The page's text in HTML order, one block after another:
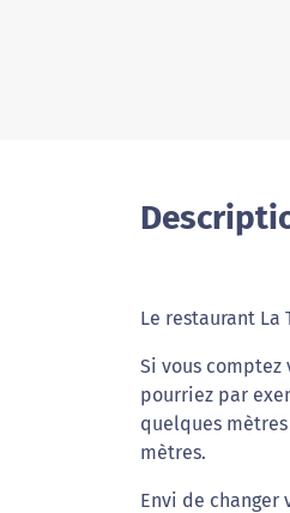
Le restaurant La
Si vous comptez
pourriez par
quelques
mètres.
Envi de changer